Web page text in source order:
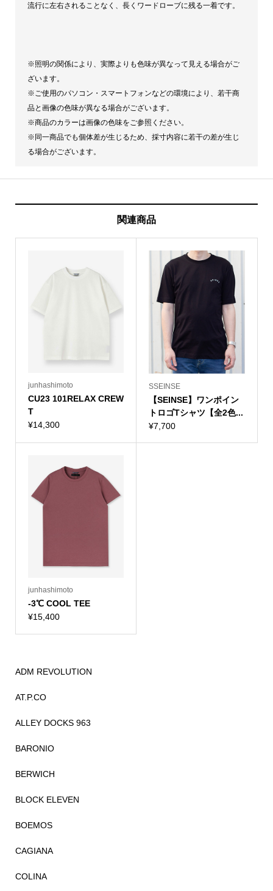
流行に左右されることなく、長くワードローブに残る一着です。
※照明の関係により、実際よりも色味が異なって見える場合がご
ざいます。
※ご使用のパソコン・スマートフォンなどの環境により、若干商
品と画像の色味が異なる場合がございます。
※商品のカラーは画像の色味をご参照ください。
※同一商品でも個体差が生じるため、採寸内容に若干の差が生じ
る場合がございます。
関連商品
junhashimoto
CU23 101RELAX CREW
T
¥14,300
SSEINSE
【SEINSE】ワンポイン
トロゴTシャツ【全2色...
¥7,700
junhashimoto
-3℃ COOL TEE
¥15,400
ADM REVOLUTION
AT.P.CO
ALLEY DOCKS 963
BARONIO
BERWICH
BLOCK ELEVEN
BOEMOS
CAGIANA
COLINA